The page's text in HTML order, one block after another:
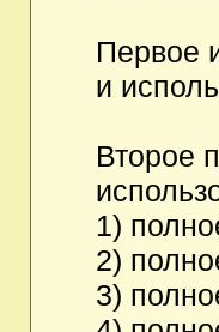
Первое
и
Второе
1)
2)
3)